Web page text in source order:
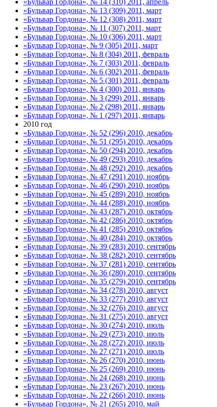
«Бульвар Гордона», № 13 (309) 2011, март
«Бульвар Гордона», № 12 (308) 2011, март
«Бульвар Гордона», № 11 (307) 2011, март
«Бульвар Гордона», № 10 (306) 2011, март
«Бульвар Гордона», № 9 (305) 2011, март
«Бульвар Гордона», № 8 (304) 2011, февраль
«Бульвар Гордона», № 7 (303) 2011, февраль
«Бульвар Гордона», № 6 (302) 2011, февраль
«Бульвар Гордона», № 5 (301) 2011, февраль
«Бульвар Гордона», № 4 (300) 2011, январь
«Бульвар Гордона», № 3 (299) 2011, январь
«Бульвар Гордона», № 2 (298) 2011, январь
«Бульвар Гордона», № 1 (297) 2011, январь
2010 год
«Бульвар Гордона», № 52 (296) 2010, декабрь
«Бульвар Гордона», № 51 (295) 2010, декабрь
«Бульвар Гордона», № 50 (294) 2010, декабрь
«Бульвар Гордона», № 49 (293) 2010, декабрь
«Бульвар Гордона», № 48 (292) 2010, декабрь
«Бульвар Гордона», № 47 (291) 2010, ноябрь
«Бульвар Гордона», № 46 (290) 2010, ноябрь
«Бульвар Гордона», № 45 (289) 2010, ноябрь
«Бульвар Гордона», № 44 (288) 2010, ноябрь
«Бульвар Гордона», № 43 (287) 2010, октябрь
«Бульвар Гордона», № 42 (286) 2010, октябрь
«Бульвар Гордона», № 41 (285) 2010, октябрь
«Бульвар Гордона», № 40 (284) 2010, октябрь
«Бульвар Гордона», № 39 (283) 2010, сентябрь
«Бульвар Гордона», № 38 (282) 2010, сентябрь
«Бульвар Гордона», № 37 (281) 2010, сентябрь
«Бульвар Гордона», № 36 (280) 2010, сентябрь
«Бульвар Гордона», № 35 (279) 2010, сентябрь
«Бульвар Гордона», № 34 (278) 2010, август
«Бульвар Гордона», № 33 (277) 2010, август
«Бульвар Гордона», № 32 (276) 2010, август
«Бульвар Гордона», № 31 (275) 2010, август
«Бульвар Гордона», № 30 (274) 2010, июль
«Бульвар Гордона», № 29 (273) 2010, июль
«Бульвар Гордона», № 28 (272) 2010, июль
«Бульвар Гордона», № 27 (271) 2010, июль
«Бульвар Гордона», № 26 (270) 2010, июнь
«Бульвар Гордона», № 25 (269) 2010, июнь
«Бульвар Гордона», № 24 (268) 2010, июнь
«Бульвар Гордона», № 23 (267) 2010, июнь
«Бульвар Гордона», № 22 (266) 2010, июнь
«Бульвар Гордона», № 21 (265) 2010, май